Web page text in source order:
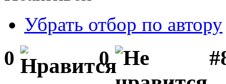
Убрать отбор по автору
0 0